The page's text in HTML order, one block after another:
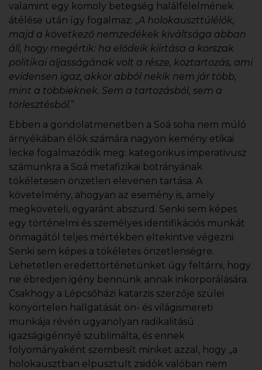
valamint egy komoly betegség halálfélelmének
átélése után így fogalmaz: „A holokauszttúlélők,
majd a következő nemzedékek kiváltsága abban
áll, hogy megértik: ha elődeik kiirtása a korszak
politikai aljasságának volt a része, köztartozás, ami
evidensen igaz, akkor abból nekik nem jár több,
mint a többieknek. Sem a tartozásból, sem a
törlesztésből.”
Ebben a gondolatmenetben a Soá soha nem múló
árnyékában élők számára nagyon kemény etikai
lecke fogalmazódik meg: kategorikus imperativusz
számunkra a Soá metafizikai botrányának
tökéletesen önzetlen elevenen tartása. A
követelmény, ahogyan az esemény is, amely
megköveteli, egyaránt abszurd. Senki sem képes
egy történelmi és személyes identifikációs munkát
önmagától teljes mértékben eltekintve végezni.
Senki sem képes a tökéletes önzetlenségre.
Lehetetlen eredettörténetünket úgy feltárni, hogy
ne ébredjen igény bennünk annak inkorporálására.
Csakhogy a Lépcsőházi katarzis szerzője szülei
könyörtelen hallgatását ön- és világismereti
munkája révén ugyanolyan radikalitású
igazságigénnyé szublimálta, és ennek
folyományaként szembesít minket azzal, hogy „a
holokausztban elpusztult zsidók valóban nem